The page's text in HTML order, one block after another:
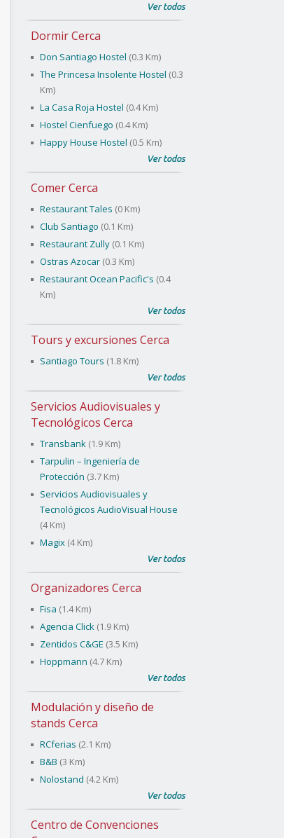
Ver todos
Dormir Cerca
Don Santiago Hostel (0.3 Km)
The Princesa Insolente Hostel (0.3
Km)
La Casa Roja Hostel (0.4 Km)
Hostel Cienfuego (0.4 Km)
Happy House Hostel (0.5 Km)
Ver todos
Comer Cerca
Restaurant Tales (0 Km)
Club Santiago (0.1 Km)
Restaurant Zully (0.1 Km)
Ostras Azocar (0.3 Km)
Restaurant Ocean Pacific's (0.4
Km)
Ver todos
Tours y excursiones Cerca
Santiago Tours (1.8 Km)
Ver todos
Servicios Audiovisuales y
Tecnológicos Cerca
Transbank (1.9 Km)
Tarpulin – Ingeniería de
Protección (3.7 Km)
Servicios Audiovisuales y
Tecnológicos AudioVisual House
(4 Km)
Magix (4 Km)
Ver todos
Organizadores Cerca
Fisa (1.4 Km)
Agencia Click (1.9 Km)
Zentidos C&GE (3.5 Km)
Hoppmann (4.7 Km)
Ver todos
Modulación y diseño de
stands Cerca
RCferias (2.1 Km)
B&B (3 Km)
Nolostand (4.2 Km)
Ver todos
Centro de Convenciones